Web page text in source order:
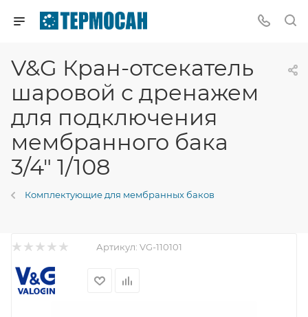
V&G Кран-отсекатель
шаровой с дренажем
для подключения
мембранного бака
3/4" 1/108
Комплектующие для мембранных баков
Артикул: VG-110101